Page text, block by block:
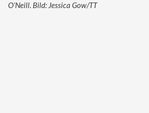
O’Neill. Bild: Jessica Gow/TT